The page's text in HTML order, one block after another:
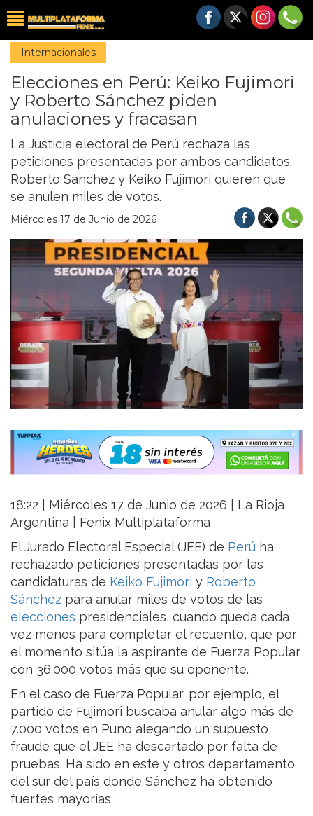
Internacionales
Elecciones en Perú: Keiko Fujimori
y Roberto Sánchez piden
anulaciones y fracasan
La Justicia electoral de Perú rechaza las
peticiones presentadas por ambos candidatos.
Roberto Sánchez y Keiko Fujimori quieren que
se anulen miles de votos.
Miércoles 17 de Junio de 2026
18:22 | Miércoles 17 de Junio de 2026 | La Rioja,
Argentina | Fenix Multiplataforma
El Jurado Electoral Especial (JEE) de Perú ha
rechazado peticiones presentadas por las
candidaturas de Keiko Fujimori y Roberto
Sánchez para anular miles de votos de las
elecciones presidenciales, cuando queda cada
vez menos para completar el recuento, que por
el momento sitúa la aspirante de Fuerza Popular
con 36.000 votos más que su oponente.
En el caso de Fuerza Popular, por ejemplo, el
partido de Fujimori buscaba anular algo más de
7.000 votos en Puno alegando un supuesto
fraude que el JEE ha descartado por falta de
pruebas. Ha sido en este y otros departamento
del sur del país donde Sánchez ha obtenido
fuertes mayorías.